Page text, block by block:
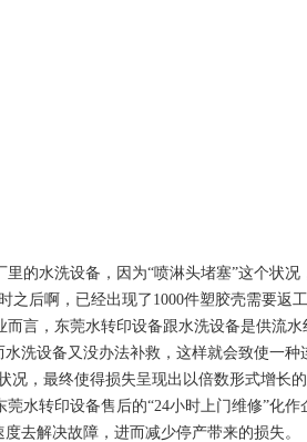
的水洗设备，因为“喷淋头堵塞”这个状
之后啊，已经出现了1000件塑胶壳需要返
言，东莞水转印设备跟水洗设备是供流
洗设备又没办法补救，这样就会致使一
况，最终使得损失呈现出以倍数形式增长的
水转印设备售后的“24小时上门维修”化
去解决故障，进而减少停产带来的损失。